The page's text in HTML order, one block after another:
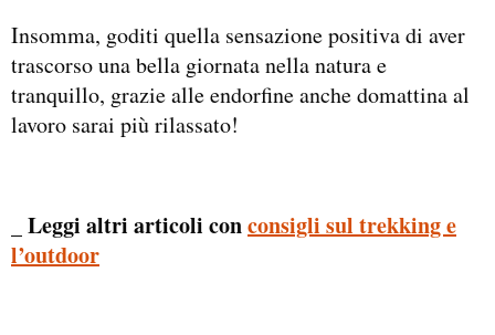
Insomma, goditi quella sensazione positiva di aver
trascorso una bella giornata nella natura e
tranquillo, grazie alle endorfine anche domattina al
lavoro sarai più rilassato!
_ Leggi altri articoli conconsigli sul trekking e
l’outdoor